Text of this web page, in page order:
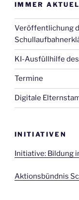
IMMER
Veröffentlichung
KI-Ausfüllhilfe
Termine
Digitale
INITIATIVEN
Initiative: Bildung
Aktionsbündnis